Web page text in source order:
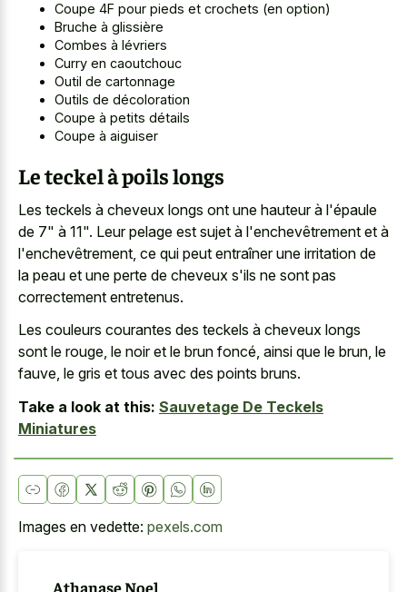
Coupe 4F pour pieds et crochets (en option)
Bruche à glissière
Combes à lévriers
Curry en caoutchouc
Outil de cartonnage
Outils de décoloration
Coupe à petits détails
Coupe à aiguiser
Le teckel à poils longs
Les teckels à cheveux longs ont une hauteur à l'épaule
de 7" à 11". Leur pelage est sujet à l'enchevêtrement et à
l'enchevêtrement, ce qui peut entraîner une irritation de
la peau et une perte de cheveux s'ils ne sont pas
correctement entretenus.
Les couleurs courantes des teckels à cheveux longs
sont le rouge, le noir et le brun foncé, ainsi que le brun, le
fauve, le gris et tous avec des points bruns.
Take a look at this: Sauvetage De Teckels
Miniatures
Images en vedette: pexels.com
Athanase Noel